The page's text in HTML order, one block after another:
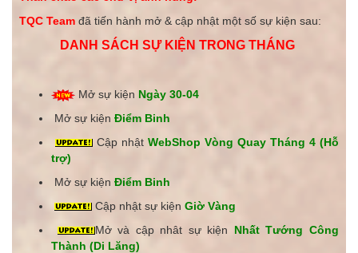
TQC Team đã tiến hành mở & cập nhật một số sự kiện sau:
DANH SÁCH SỰ KIỆN TRONG THÁNG
Mở sự kiện Ngày 30-04
Mở sự kiệnĐiểm Binh
Cập nhậtWebShop Vòng Quay Tháng 4 (Hỗ
trợ)
Mở sự kiệnĐiểm Binh
Cập nhật sự kiệnGiờ Vàng
Mở và cập nhât sự kiện Nhất Tướng Công
Thành (Di Lăng)